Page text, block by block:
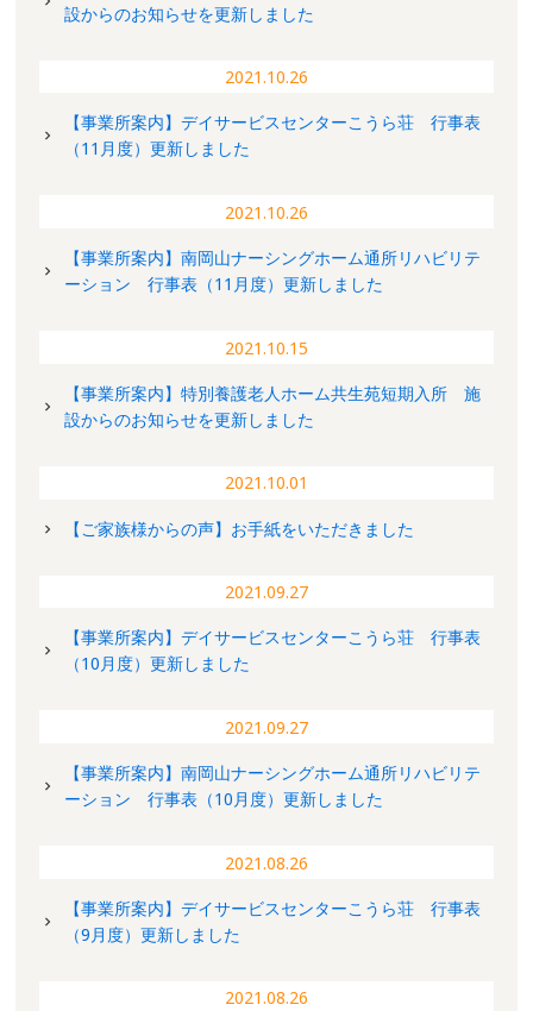
設からのお知らせを更新しました
2021.10.26
【事業所案内】デイサービスセンターこうら荘 行事表
（11月度）更新しました
2021.10.26
【事業所案内】南岡山ナーシングホーム通所リハビリテ
ーション 行事表（11月度）更新しました
2021.10.15
【事業所案内】特別養護老人ホーム共生苑短期入所 施
設からのお知らせを更新しました
2021.10.01
【ご家族様からの声】お手紙をいただきました
2021.09.27
【事業所案内】デイサービスセンターこうら荘 行事表
（10月度）更新しました
2021.09.27
【事業所案内】南岡山ナーシングホーム通所リハビリテ
ーション 行事表（10月度）更新しました
2021.08.26
【事業所案内】デイサービスセンターこうら荘 行事表
（9月度）更新しました
2021.08.26